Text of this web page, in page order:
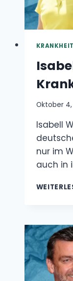
Isabell
Oktober 4,
KRANKHEITEN
Ray